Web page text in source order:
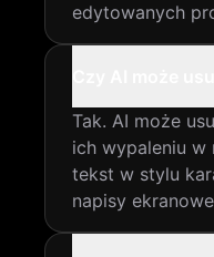
edytowanych
Tak. AI może
ich wypaleniu w
tekst w stylu
napisy